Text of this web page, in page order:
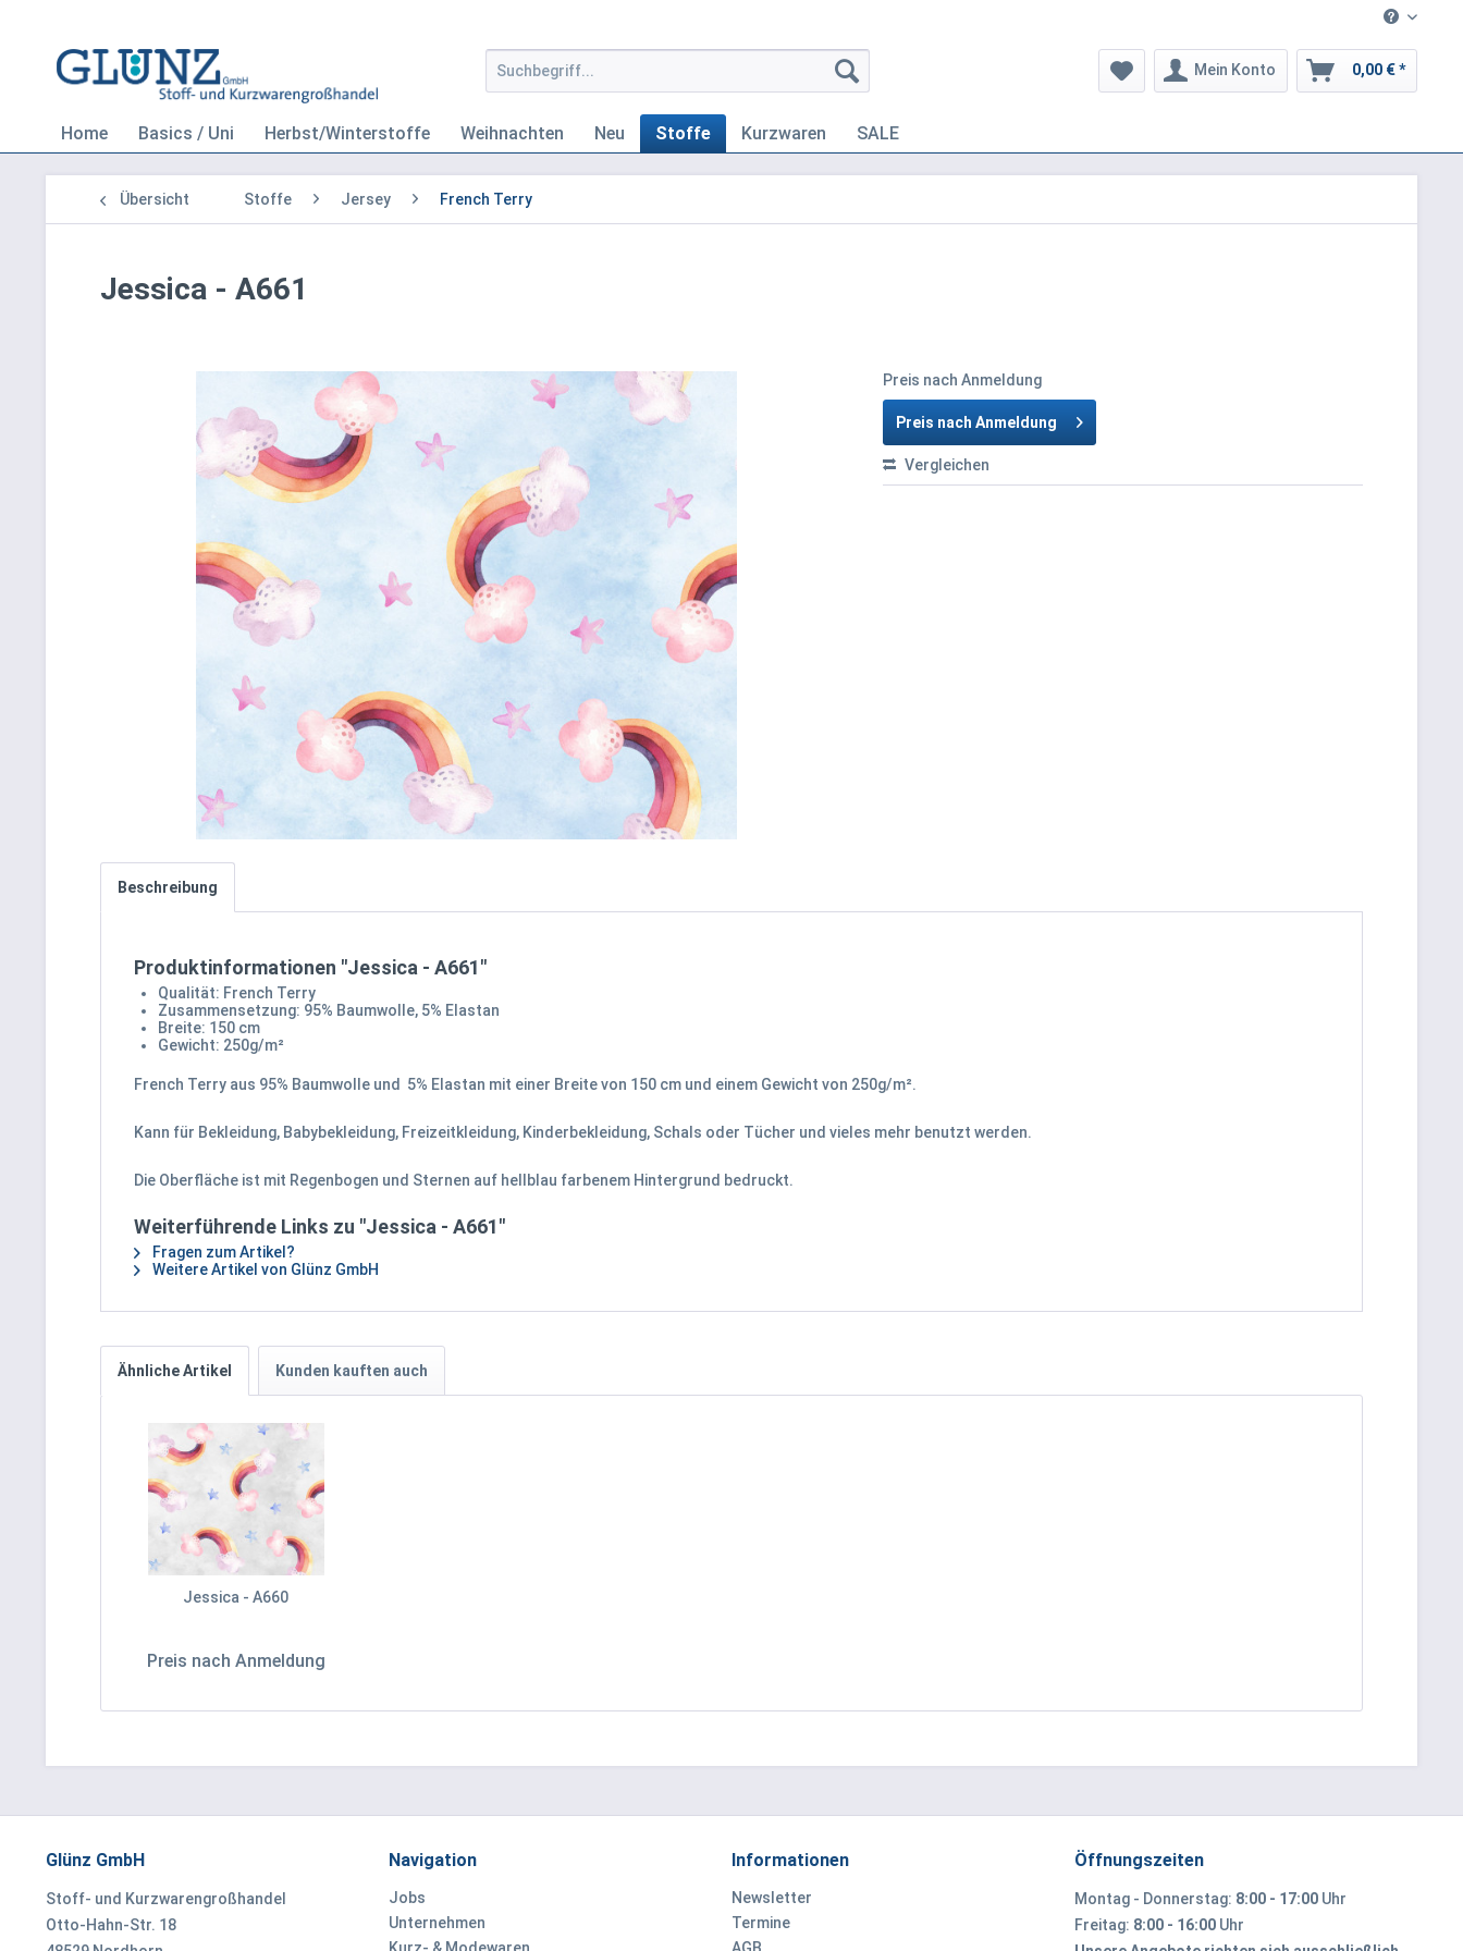
Mein Konto 0,00 € *
Home Basics / Uni Herbst/Winterstoffe Weihnachten Neu Stoffe Kurzwaren SALE
Übersicht Stoffe Jersey French Terry
Jessica - A661
Preis nach Anmeldung
Preis nach Anmeldung
Vergleichen
Beschreibung
Produktinformationen "Jessica - A661"
Qualität: French Terry
Zusammensetzung: 95% Baumwolle, 5% Elastan
Breite: 150 cm
Gewicht: 250g/m²
French Terry aus 95% Baumwolle und 5% Elastan mit einer Breite von 150 cm und einem Gewicht von 250g/m².
Kann für Bekleidung, Babybekleidung, Freizeitkleidung, Kinderbekleidung, Schals oder Tücher und vieles mehr benutzt werden.
Die Oberfläche ist mit Regenbogen und Sternen auf hellblau farbenem Hintergrund bedruckt.
Weiterführende Links zu "Jessica - A661"
Fragen zum Artikel?
Weitere Artikel von Glünz GmbH
Ähnliche Artikel Kunden kauften auch
Jessica - A660
Preis nach Anmeldung
Glünz GmbH
Stoff- und Kurzwarengroßhandel
Otto-Hahn-Str. 18
Navigation
Jobs
Unternehmen
Informationen
Newsletter
Termine
Öffnungszeiten
Montag - Donnerstag: 8:00 - 17:00 Uhr
Freitag: 8:00 - 16:00 Uhr